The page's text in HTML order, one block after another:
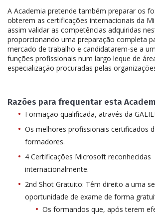
A Academia pretende também preparar os
obterem as certificações internacionais da
assim validar as competências adquiridas
proporcionando uma preparação completa
mercado de trabalho e candidatarem-se a
funções profissionais num largo leque de
especialização procuradas pelas
Razões para frequentar esta
Formação qualificada, através da
Os melhores profissionais certificados
formadores.
4 Certificações Microsoft reconhecidas
internacionalmente.
2nd Shot Gratuito: Têm direito a uma
oportunidade de exame de forma
Os formandos que, após terem